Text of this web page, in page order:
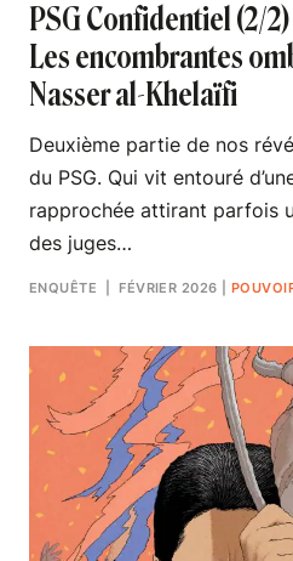
PSG Confidentiel (2/2)
Les encombrantes
Nasser al-Khelaïfi
Deuxième partie de nos
du PSG. Qui vit entouré
rapprochée attirant parfois
des juges…
ENQUÊTE | FÉVRIER 2026